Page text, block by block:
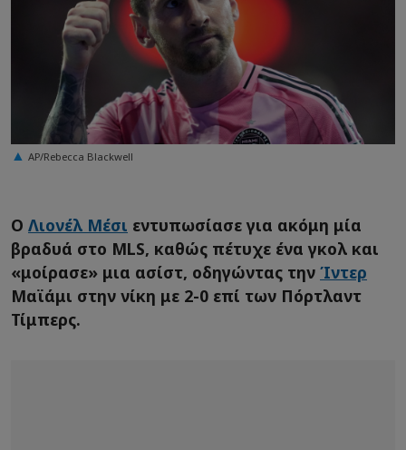
AP/Rebecca Blackwell
Ο Λιονέλ Μέσι εντυπωσίασε για ακόμη μία
βραδυά στο MLS, καθώς πέτυχε ένα γκολ και
«μοίρασε» μια ασίστ, οδηγώντας την Ίντερ
Μαϊάμι στην νίκη με 2-0 επί των Πόρτλαντ
Τίμπερς.